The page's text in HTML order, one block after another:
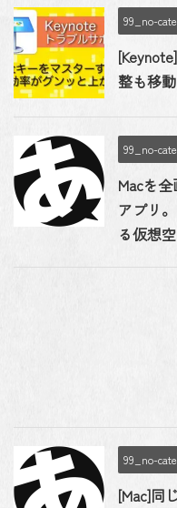
99_no-
整も移
99_no-
Macを
アプリ
る仮想
99_no-
[Mac]同